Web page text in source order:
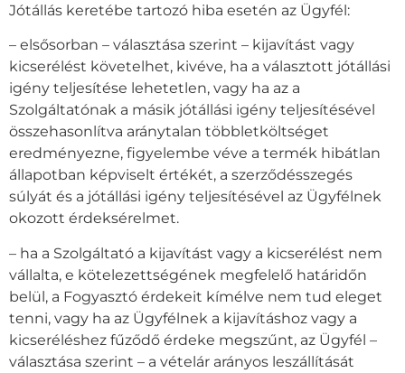
Jótállás keretébe tartozó hiba esetén az Ügyfél:
– elsősorban – választása szerint – kijavítást vagy
kicserélést követelhet, kivéve, ha a választott jótállási
igény teljesítése lehetetlen, vagy ha az a
Szolgáltatónak a másik jótállási igény teljesítésével
összehasonlítva aránytalan többletköltséget
eredményezne, figyelembe véve a termék hibátlan
állapotban képviselt értékét, a szerződésszegés
súlyát és a jótállási igény teljesítésével az Ügyfélnek
okozott érdeksérelmet.
– ha a Szolgáltató a kijavítást vagy a kicserélést nem
vállalta, e kötelezettségének megfelelő határidőn
belül, a Fogyasztó érdekeit kímélve nem tud eleget
tenni, vagy ha az Ügyfélnek a kijavításhoz vagy a
kicseréléshez fűződő érdeke megszűnt, az Ügyfél –
választása szerint – a vételár arányos leszállítását